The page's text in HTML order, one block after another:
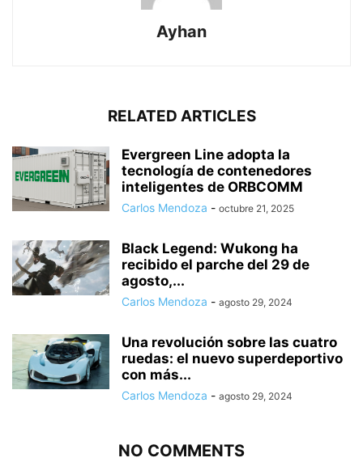
Ayhan
RELATED ARTICLES
Evergreen Line adopta la
tecnología de contenedores
inteligentes de ORBCOMM
Carlos Mendoza - octubre 21, 2025
Black Legend: Wukong ha
recibido el parche del 29 de
agosto,...
Carlos Mendoza - agosto 29, 2024
Una revolución sobre las cuatro
ruedas: el nuevo superdeportivo
con más...
Carlos Mendoza - agosto 29, 2024
NO COMMENTS